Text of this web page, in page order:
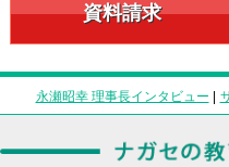
資料請求
永瀬昭幸 理事長インタビュー |